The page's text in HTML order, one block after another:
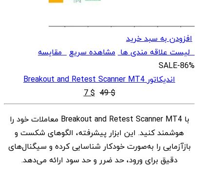
افزودن به سبد خرید
لیست علاقه مندی ها مشاهده سریعمقایسه
SALE-86%
اندیکاتور Breakout and Retest Scanner MT4
$
49
قیمت
اصلی
$ 49
بود.
$
7 قیمت
فعلی
$ 7
است.
با Breakout and Retest Scanner MT4 معاملات خود را
هوشمند کنید. این ابزار پیشرفته، الگوهای شکست و
بازآزمایی را به‌صورت خودکار شناسایی کرده و سیگنال‌های
دقیق برای ورود، حد ضرر و حد سود ارائه می‌دهد.